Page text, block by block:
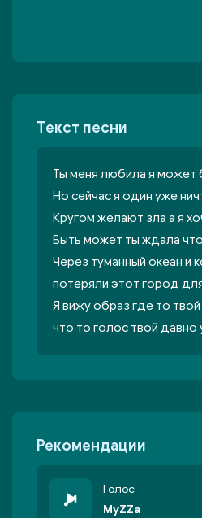
Текст песни
Ты меня любила я может
Но сейчас я один уже
Кругом желают зла а я
Быть может ты ждала
Через туманный океан и
потеряли этот город
Я вижу образ где то
что то голос твой давно
Рекомендации
Голос
MyZZa